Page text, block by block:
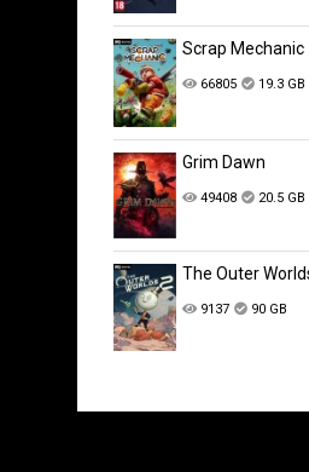
Scrap Mechanic
66805 19.3 GB
Grim Dawn
49408 20.5 GB
The Outer
9137 90 GB